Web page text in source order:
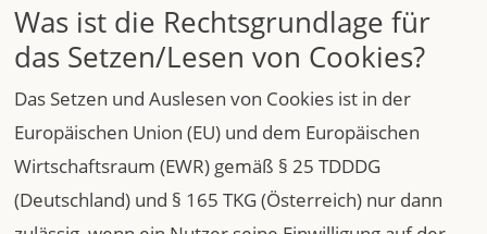
Was ist die Rechtsgrundlage für
das Setzen/Lesen von Cookies?
Das Setzen und Auslesen von Cookies ist in der
Europäischen Union (EU) und dem Europäischen
Wirtschaftsraum (EWR) gemäß § 25 TDDDG
(Deutschland) und § 165 TKG (Österreich) nur dann